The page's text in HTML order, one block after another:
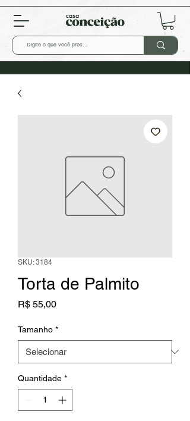
SKU: 3184
Torta de Palmito
R$ 55,00Preço
Tamanho *
Quantidade *